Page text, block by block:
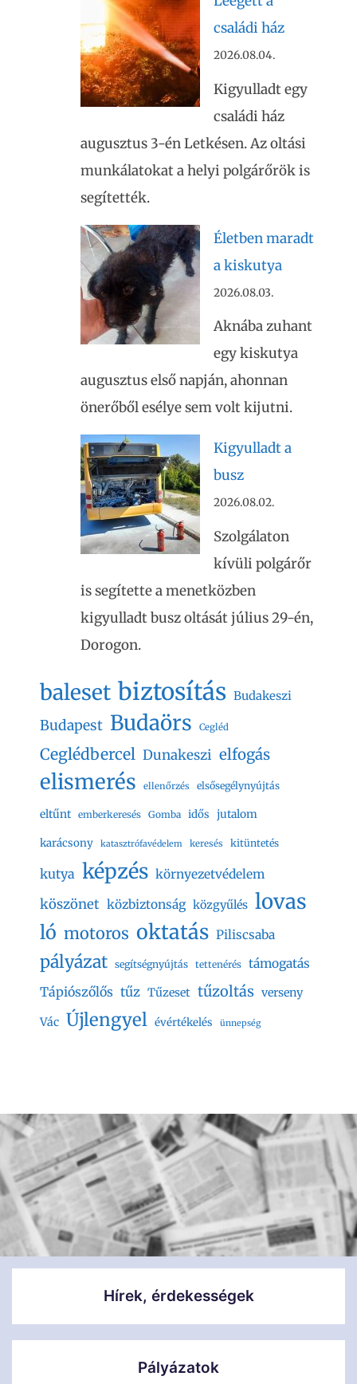
családi ház
2026.08.04.
Kigyulladt egy
családi ház
augusztus 3-én Letkésen. Az oltási
munkálatokat a helyi polgárőrök is
segítették.
Életben maradt
a kiskutya
2026.08.03.
Aknába zuhant
egy kiskutya
augusztus első napján, ahonnan
önerőből esélye sem volt kijutni.
Kigyulladt a
busz
2026.08.02.
Szolgálaton
kívüli polgárőr
is segítette a menetközben
kigyulladt busz oltását július 29-én,
Dorogon.
baleset biztosítás Budakeszi
Budapest Budaörs Cegléd
Ceglédbercel Dunakeszi elfogás
elismerés ellenőrzés elsősegélynyújtás
eltűnt emberkeresés Gomba idős jutalom
karácsony katasztrófavédelem keresés kitüntetés
kutya képzés környezetvédelem
köszönet közbiztonság közgyűlés lovas
ló motoros oktatás Piliscsaba
pályázat segítségnyújtás tettenérés támogatás
Tápiószőlős tűz Tűzeset tűzoltás verseny
Vác Újlengyel évértékelés ünnepség
Hírek, érdekességek
Pályázatok